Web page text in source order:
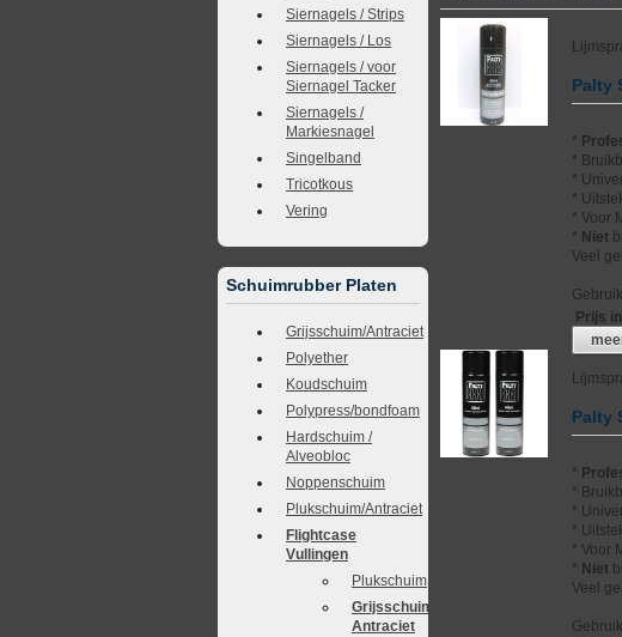
Siernagels / Strips
Siernagels / Los
Siernagels / voor
Siernagel Tacker
Siernagels /
Markiesnagel
Singelband
Tricotkous
Vering
Schuimrubber Platen
Grijsschuim/Antraciet
Polyether
Koudschuim
Polypress/bondfoam
Hardschuim /
Alveobloc
Noppenschuim
Plukschuim/Antraciet
Flightcase
Vullingen
Plukschuim
Grijsschuim
Antraciet
Palty
*
*
*
*
* Voor
* Niet
Veel
Prijs
Palty
*
*
*
*
* Voor
* Niet
Veel